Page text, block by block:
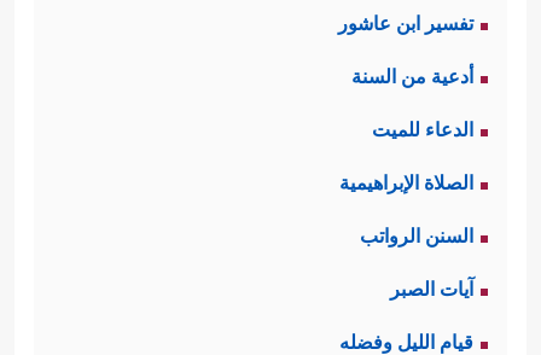
تفسير ابن عاشور
أدعية من السنة
الدعاء للميت
الصلاة الإبراهيمية
السنن الرواتب
آيات الصبر
قيام الليل وفضله